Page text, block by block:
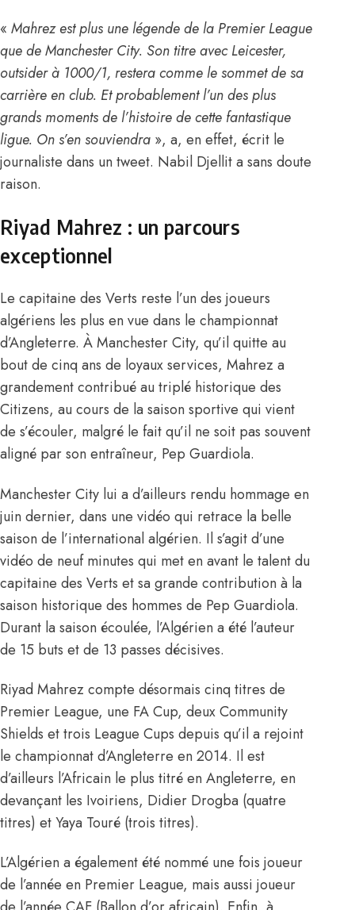
« Mahrez est plus une légende de la Premier League
que de Manchester City. Son titre avec Leicester,
outsider à 1000/1, restera comme le sommet de sa
carrière en club. Et probablement l’un des plus
grands moments de l’histoire de cette fantastique
ligue. On s’en souviendra », a, en effet, écrit le
journaliste dans un tweet. Nabil Djellit a sans doute
raison.
Riyad Mahrez : un parcours
exceptionnel
Le capitaine des Verts reste l’un des joueurs
algériens les plus en vue dans le championnat
d’Angleterre. À Manchester City, qu’il quitte au
bout de cinq ans de loyaux services, Mahrez a
grandement contribué au triplé historique des
Citizens, au cours de la saison sportive qui vient
de s’écouler, malgré le fait qu’il ne soit pas souvent
aligné par son entraîneur, Pep Guardiola.
Manchester City lui a d’ailleurs rendu hommage en
juin dernier, dans une vidéo qui retrace la belle
saison de l’international algérien. Il s’agit d’une
vidéo de neuf minutes qui met en avant le talent du
capitaine des Verts et sa grande contribution à la
saison historique des hommes de Pep Guardiola.
Durant la saison écoulée, l’Algérien a été l’auteur
de 15 buts et de 13 passes décisives.
Riyad Mahrez compte désormais cinq titres de
Premier League, une FA Cup, deux Community
Shields et trois League Cups depuis qu’il a rejoint
le championnat d’Angleterre en 2014. Il est
d’ailleurs l’Africain le plus titré en Angleterre, en
devançant les Ivoiriens, Didier Drogba (quatre
titres) et Yaya Touré (trois titres).
L’Algérien a également été nommé une fois joueur
de l’année en Premier League, mais aussi joueur